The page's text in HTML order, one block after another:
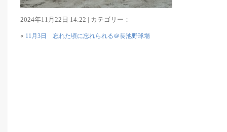
2024年11月22日 14:22 | カテゴリー：
« 11月3日 忘れた頃に忘れられる＠長池野球場